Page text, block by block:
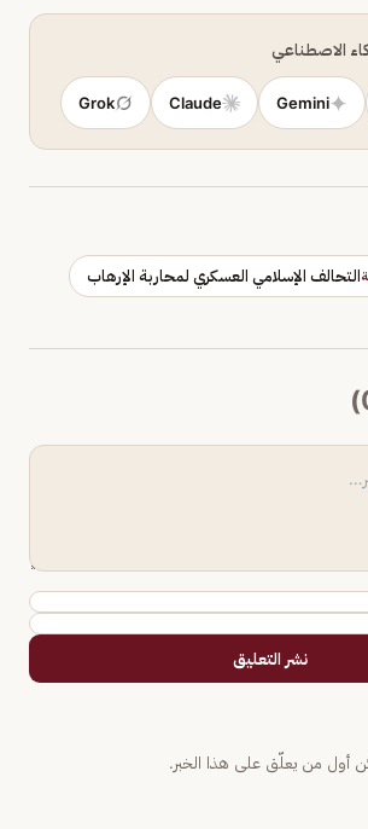
الاصطناعي
Gemini
Claude
Grok
التحالف الإسلامي العسكري لمحاربة الإرهاب
)
نشر التعليق
أول من يعلّق على هذا الخبر.